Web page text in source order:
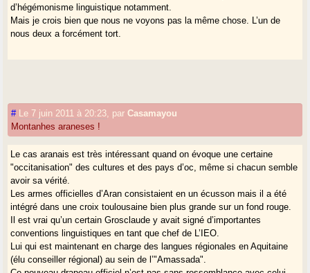
d’hégémonisme linguistique notamment.
Mais je crois bien que nous ne voyons pas la même chose. L’un de
nous deux a forcément tort.
# Le 7 juin 2011 à 20:23 parCasamayou
Montanhes araneses !
Le cas aranais est très intéressant quand on évoque une certaine
"occitanisation" des cultures et des pays d’oc, même si chacun semble
avoir sa vérité.
Les armes officielles d’Aran consistaient en un écusson mais il a été
intégré dans une croix toulousaine bien plus grande sur un fond rouge.
Il est vrai qu’un certain Grosclaude y avait signé d’importantes
conventions linguistiques en tant que chef de L’IEO.
Lui qui est maintenant en charge des langues régionales en Aquitaine
(élu conseiller régional) au sein de l’"Amassada".